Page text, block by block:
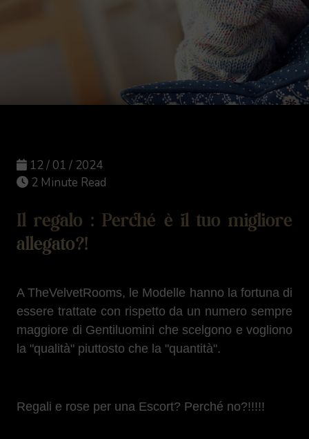
12 / 01 / 2024
2 Minute Read
Il regalo : Perché è il tuo migliore
allegato?!
A TheVelvetRooms, le Modelle hanno la fortuna di
essere trattate con rispetto da un numero sempre
maggiore di Gentiluomini che scelgono e vogliono
la "qualità" piuttosto che la "quantità".
Regali e rose per una Escort? Perché no?!!!!!